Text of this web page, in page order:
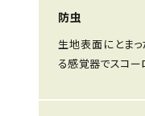
防虫
生地表面にとま
る感覚器でスコー